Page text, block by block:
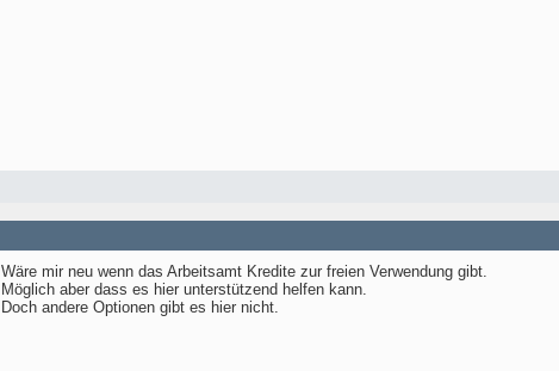
Wäre mir neu wenn das Arbeitsamt Kredite zur freien Verwendung gibt.
Möglich aber dass es hier unterstützend helfen kann.
Doch andere Optionen gibt es hier nicht.